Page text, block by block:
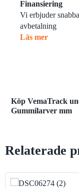
Finansiering
Vi erbjuder
avbetalning
Läs mer
Köp VemaTrack
Gummilarver mm
Relaterade